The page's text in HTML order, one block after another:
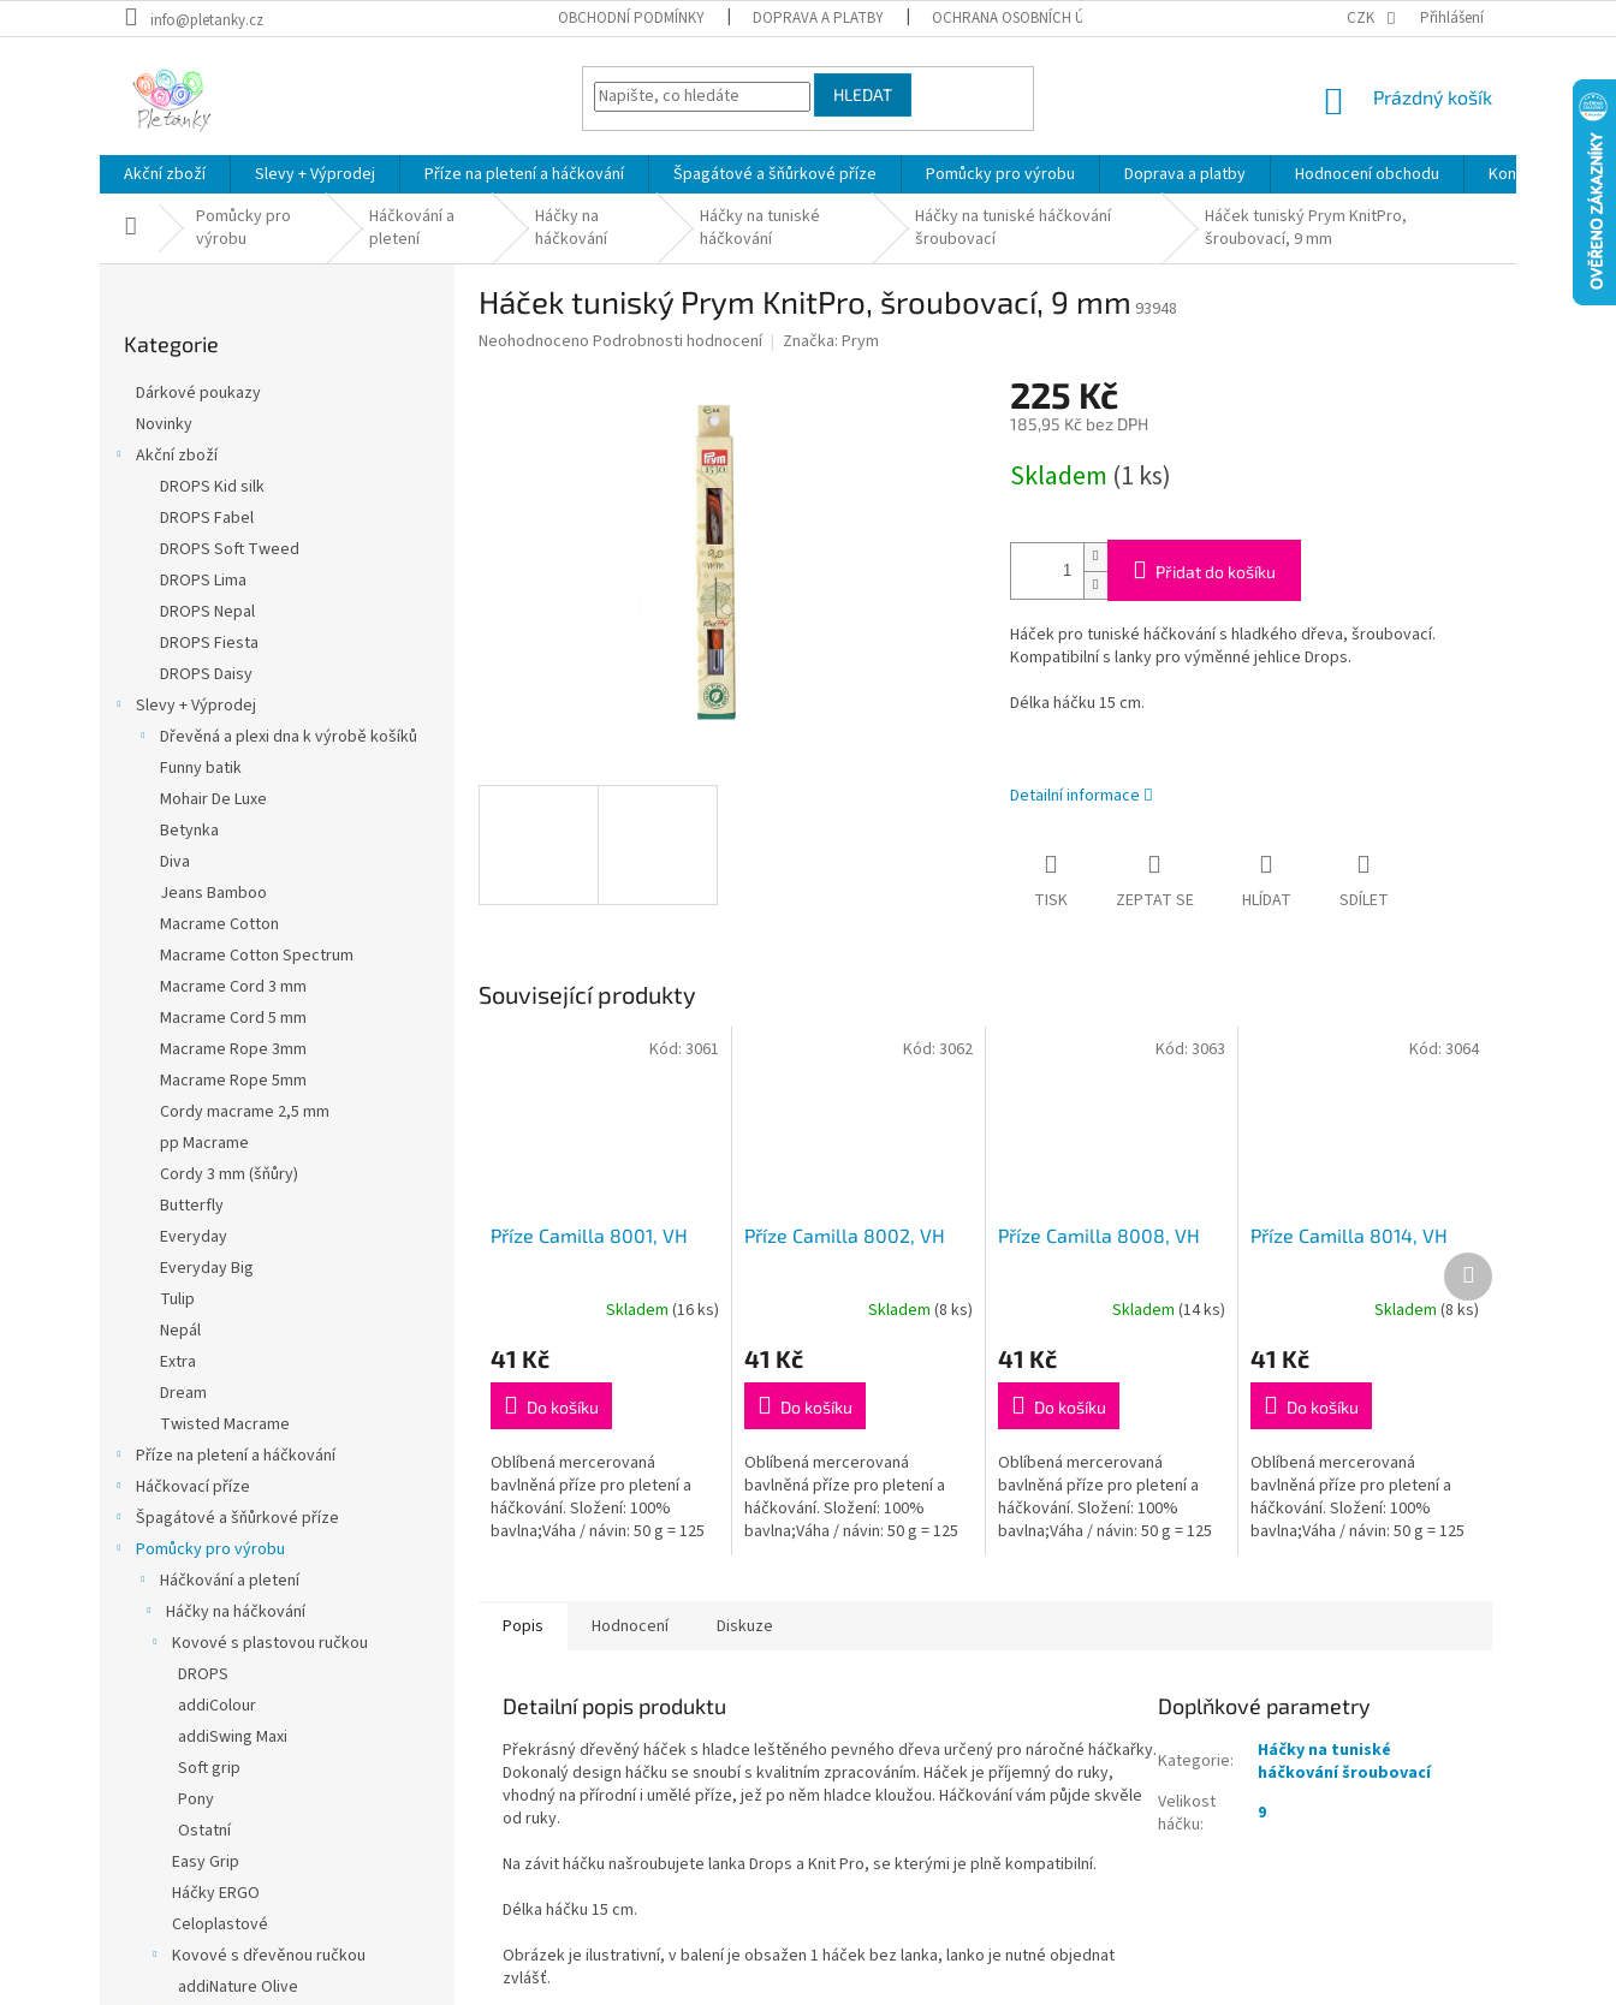
na
info@pletanky.cz OBCHODNÍ PODMÍNKY DOPRAVA A PLATBY OCHRANA OSOBNÍCH ÚDAJŮ CZK Přihlášení
HLEDAT
NÁKUPNÍ
Prázdný košík
Akční zboží Slevy + Výprodej Příze na pletení a háčkování Špagátové a šňůrkové příze Pomůcky pro výrobu Doprava a platby Hodnocení obchodu Kontakty
Domů Pomůcky pro
výrobu
Háčkování a
pletení
Háčky na
háčkování
Háčky na tuniské
háčkování
Háčky na tuniské háčkování
šroubovací
Háček tuniský Prym KnitPro,
šroubovací, 9 mm
kategorie
Kategorie
Dárkové poukazy
Novinky
Akční zboží
DROPS Kid silk
DROPS Fabel
DROPS Soft Tweed
DROPS Lima
DROPS Nepal
DROPS Fiesta
DROPS Daisy
Slevy + Výprodej
Dřevěná a plexi dna k výrobě košíků
Funny batik
Mohair De Luxe
Betynka
Diva
Jeans Bamboo
Macrame Cotton
Macrame Cotton Spectrum
Macrame Cord 3 mm
Macrame Cord 5 mm
Macrame Rope 3mm
Macrame Rope 5mm
Cordy macrame 2,5 mm
pp Macrame
Cordy 3 mm (šňůry)
Butterfly
Everyday
Everyday Big
Tulip
Nepál
Extra
Dream
Twisted Macrame
Příze na pletení a háčkování
Háčkovací příze
Špagátové a šňůrkové příze
Pomůcky pro výrobu
Háčkování a pletení
Háčky na háčkování
Kovové s plastovou ručkou
DROPS
addiColour
addiSwing Maxi
Soft grip
Pony
Ostatní
Easy Grip
Háčky ERGO
Celoplastové
Kovové s dřevěnou ručkou
addiNature Olive
Háček tuniský Prym KnitPro, šroubovací, 9 mm 93948
Průměrné
Neohodnoceno Podrobnosti hodnocení Značka: Prym
225 Kč
185,95 Kč bez DPH
cena:
Skladem (1 ks)
Přidat do košíku
Háček pro tuniské háčkování s hladkého dřeva, šroubovací.
Kompatibilní s lanky pro výměnné jehlice Drops.
Délka háčku 15 cm.
Detailní informace
TISK ZEPTAT SE HLÍDAT SDÍLET
Související produkty
Příze Camilla 8001, VH
Skladem (16 ks)
41 Kč
Do košíku
Oblíbená mercerovaná
bavlněná příze pro pletení a
háčkování. Složení: 100%
bavlna;Váha / návin: 50 g = 125
Kód: 3061
Příze Camilla 8002, VH
produktu
je
5,0
z
hvězdiček.
Skladem (8 ks)
41 Kč
Do košíku
Oblíbená mercerovaná
bavlněná příze pro pletení a
háčkování. Složení: 100%
bavlna;Váha / návin: 50 g = 125
Kód: 3062
Příze Camilla 8008, VH
Skladem(14 ks)
41 Kč
Do košíku
Oblíbená mercerovaná
bavlněná příze pro pletení a
háčkování. Složení: 100%
bavlna;Váha / návin: 50 g = 125
Kód:3063
Příze Camilla 8014, VH
Skladem (8 ks)
41 Kč
Do košíku
Oblíbená mercerovaná
bavlněná příze pro pletení a
háčkování. Složení: 100%
bavlna;Váha / návin: 50 g = 125
Kód: 3064
Další
produkt
Popis Hodnocení Diskuze
Detailní popis produktu
Překrásný dřevěný háček s hladce leštěného pevného dřeva určený pro náročné háčkařky.
Dokonalý design háčku se snoubí s kvalitním zpracováním. Háček je příjemný do ruky,
vhodný na přírodní i umělé příze, jež po něm hladce kloužou. Háčkování vám půjde skvěle
od ruky.
Na závit háčku našroubujete lanka Drops a Knit Pro, se kterými je plně kompatibilní.
Délka háčku 15 cm.
Obrázek je ilustrativní, v balení je obsažen 1 háček bez lanka, lanko je nutné objednat
zvlášť.
Doplňkové parametry
Kategorie:
Háčky na tuniské
háčkování šroubovací
Velikost
háčku: 9